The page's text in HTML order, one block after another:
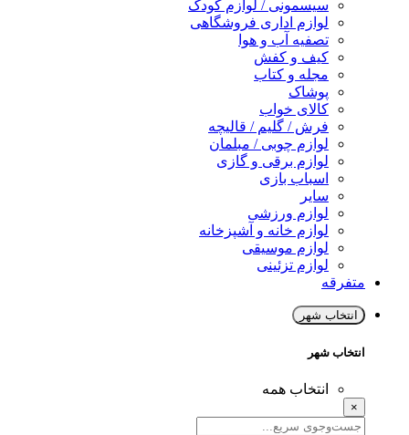
سیسمونی / لوازم کودک
لوازم اداری فروشگاهی
تصفیه آب و هوا
کیف و کفش
مجله و کتاب
پوشاک
کالای خواب
فرش / گلیم / قالیچه
لوازم چوبی / مبلمان
لوازم برقی و گازی
اسباب بازی
سایر
لوازم ورزشی
لوازم خانه و آشپزخانه
لوازم موسیقی
لوازم تزئینی
متفرقه
انتخاب شهر
انتخاب شهر
انتخاب همه
×